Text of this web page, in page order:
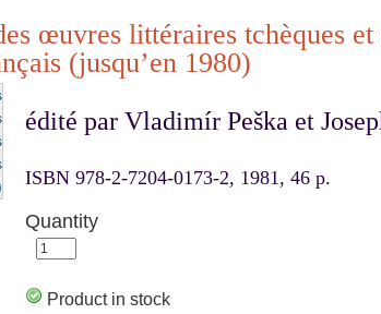
œuvres littéraires tchèques et
(jusqu’en 1980)
édité par Vladimír Peška et
ISBN 978-2-7204-0173-2, 1981, 46 p.
Quantity
Product in stock